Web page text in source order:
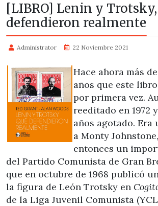
[LIBRO] Lenin y
defendieron realmente
Administrator 22 Noviembre 2021
Hace ahora más
años que este
por primera vez.
reeditado en 1972
años agotado. Era
a Monty
entonces un
del Partido Comunista de Gran
que en octubre de 1968 publicó
la figura de León Trotsky en
de la Liga Juvenil Comunista